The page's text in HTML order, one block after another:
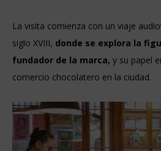
La visita comienza con un viaje
siglo XVIII, donde se explora la
fundador de la marca, y su papel
comercio chocolatero en la ciudad.